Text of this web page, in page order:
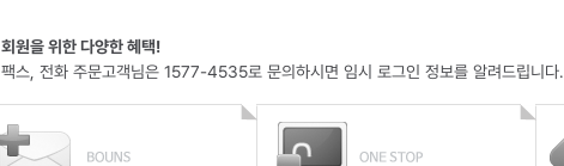
회원을 위한 다양한 혜택!
팩스, 전화 주문고객님은 1577-4535로 문의하시면 임시 로그인 정보를 알려드립니다.